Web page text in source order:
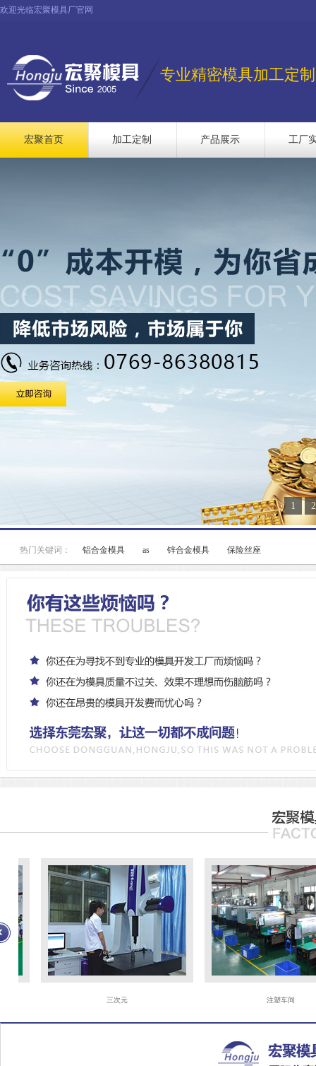
欢迎光临宏聚模具厂官网
专业精密模具加工定制
宏聚首页 加工定制 产品展示 工厂
1 2
热门关键词： 铝合金模具 as 锌合金模具 保险丝座
注塑车间